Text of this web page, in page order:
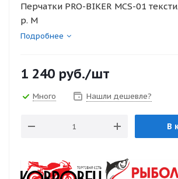
Перчатки PRO-BIKER MCS-01
р. M
Подробнее
1 240 руб./шт
Много Нашли дешевле?
В